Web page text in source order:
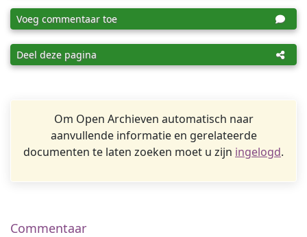
Voeg commentaar toe
Deel deze pagina
Om Open Archieven automatisch naar
aanvullende informatie en gerelateerde
documenten te laten zoeken moet u zijn ingelogd.
Commentaar